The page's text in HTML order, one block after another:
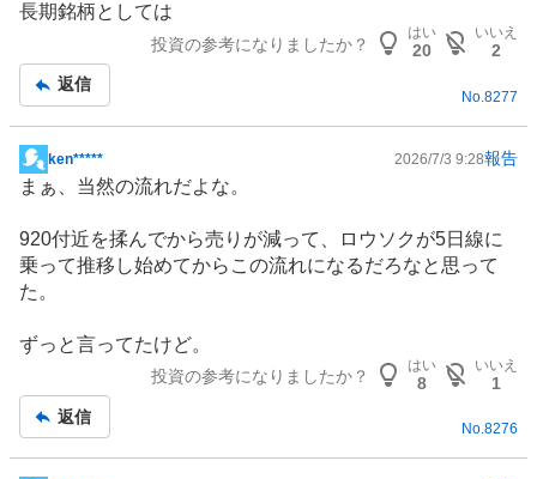
長期銘柄としては
投資の参考になりましたか？
はい
20
いいえ
2
返信
No. 8277
掲
示
記
事
ken***** 2026/7/3 9:28報告
まぁ、当然の流れだよな。
920付近を揉んでから売りが減って、ロウソクが5日線に
乗って推移し始めてからこの流れになるだろなと思って
た。
ずっと言ってたけど。
投資の参考になりましたか？
はい
8
いいえ
1
返信
No.8276